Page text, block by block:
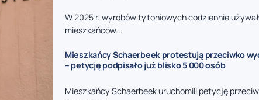
W 2025 r. wyrobów tytoniowych codziennie
mieszkańców...
Mieszkańcy Schaerbeek protestują przeciwko
– petycję podpisało już blisko 5 000 osób
Mieszkańcy Schaerbeek uruchomili petycję